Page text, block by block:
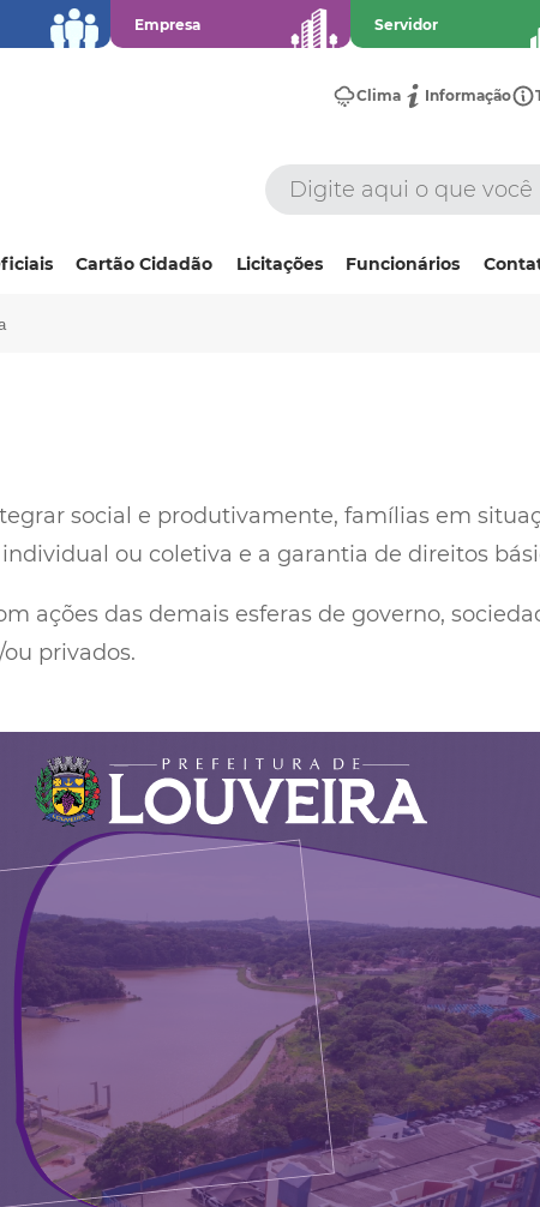
Empresa Servidor
Clima Informação
Cartão Cidadão Licitações Funcionários
social e produtivamente, famílias em
ou coletiva e a garantia de direitos
ações das demais esferas de governo,
privados.